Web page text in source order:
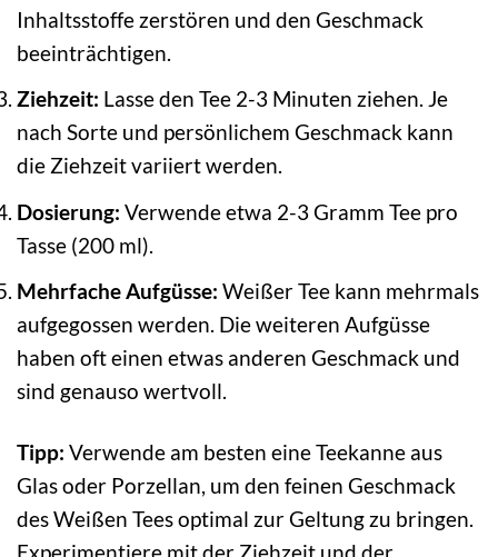
Inhaltsstoffe zerstören und den Geschmack
beeinträchtigen.
Ziehzeit: Lasse den Tee 2-3 Minuten ziehen. Je
nach Sorte und persönlichem Geschmack kann
die Ziehzeit variiert werden.
Dosierung: Verwende etwa 2-3 Gramm Tee pro
Tasse (200 ml).
Mehrfache Aufgüsse: Weißer Tee kann mehrmals
aufgegossen werden. Die weiteren Aufgüsse
haben oft einen etwas anderen Geschmack und
sind genauso wertvoll.
Tipp: Verwende am besten eine Teekanne aus
Glas oder Porzellan, um den feinen Geschmack
des Weißen Tees optimal zur Geltung zu bringen.